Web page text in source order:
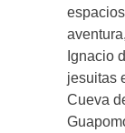
Ignacio
jesuitas
Cueva